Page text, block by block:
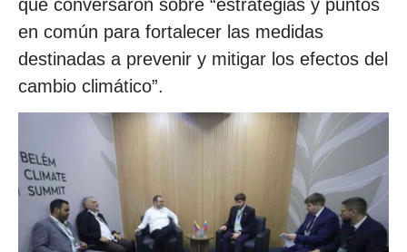
que conversaron sobre “estrategias y puntos
en común para fortalecer las medidas
destinadas a prevenir y mitigar los efectos del
cambio climático”.